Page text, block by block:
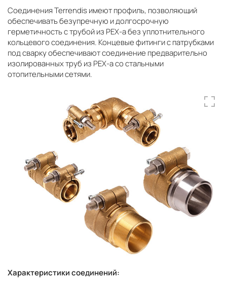
Соединения Terrendis имеют профиль, позволяющий
обеспечивать безупречную и долгосрочную
герметичность с трубой из PEХ-a без уплотнительного
кольцевого соединения. Концевые фитинги с патрубками
под сварку обеспечивают соединение предварительно
изолированных труб из PEХ-a со стальными
отопительными сетями.
Характеристики соединений: